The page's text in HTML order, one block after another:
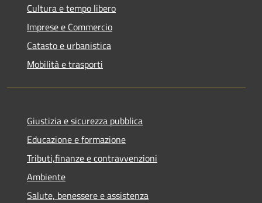
Cultura e tempo libero
Imprese e Commercio
Catasto e urbanistica
Mobilità e trasporti
Giustizia e sicurezza pubblica
Educazione e formazione
Tributi,finanze e contravvenzioni
Ambiente
Salute, benessere e assistenza